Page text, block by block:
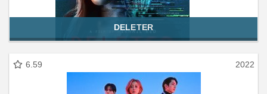
DELETER
6.59 2022